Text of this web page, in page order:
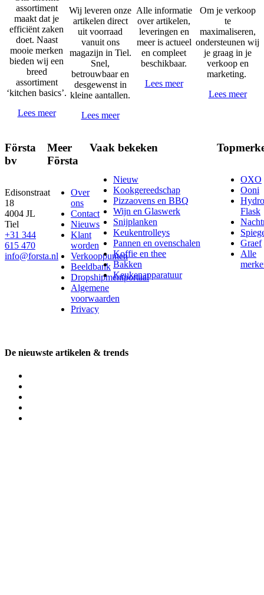
assortiment
maakt dat je
efficiënt zaken
doet. Naast
mooie merken
bieden wij een
breed
assortiment
‘kitchen basics’.
Lees meer
Wij leveren onze
artikelen direct
uit voorraad
vanuit ons
magazijn in Tiel.
Snel,
betrouwbaar en
desgewenst in
kleine aantallen.
Lees meer
Alle informatie
over artikelen,
leveringen en
meer is actueel
en compleet
beschikbaar.
Lees meer
Om je verkoop
te
maximaliseren,
ondersteunen wij
je graag in je
verkoop en
marketing.
Lees meer
Första
bv
Edisonstraat
18
4004 JL
Tiel
+31 344
615 470
info@forsta.nl
Meer
Första
Over
ons
Contact
Nieuws
Klant
worden
Verkooppunten
Beeldbank
Dropshipmentportaal
Algemene
voorwaarden
Privacy
Vaak bekeken
Nieuw
Kookgereedschap
Pizzaovens en BBQ
Wijn en Glaswerk
Snijplanken
Keukentrolleys
Pannen en ovenschalen
Koffie en thee
Bakken
Keukenapparatuur
OXO
Ooni
Hydro
Flask
Graef
Alle
De nieuwste artikelen & trends